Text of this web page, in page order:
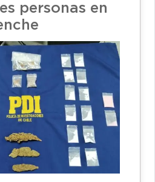
personas en